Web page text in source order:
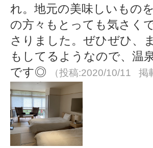
れ。地元の美味しいもの
の方々もとっても気さく
さりました。ぜひぜひ、
もしてるようなので、温
です◎
（投稿:2020/10/11 掲